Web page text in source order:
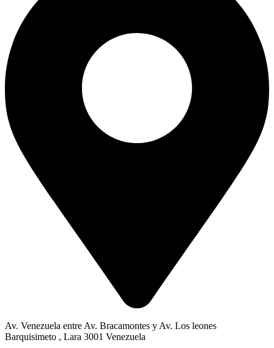
Av. Venezuela entre Av. Bracamontes y Av. Los leones
Barquisimeto , Lara 3001 Venezuela